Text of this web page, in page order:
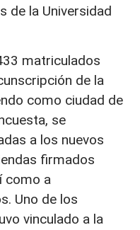
de la Universidad
matriculados
de la
como ciudad de
se
a los nuevos
firmados
como a
Uno de los
vinculado a la